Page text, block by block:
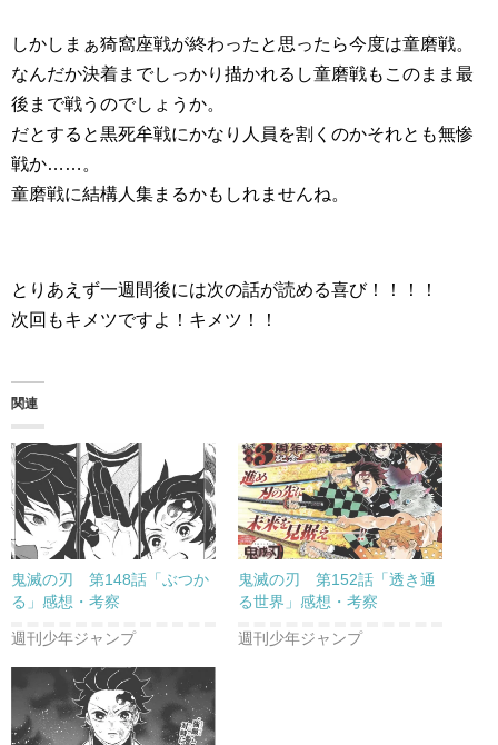
しかしまぁ猗窩座戦が終わったと思ったら今度は童磨戦。
なんだか決着までしっかり描かれるし童磨戦もこのまま最
後まで戦うのでしょうか。
だとすると黒死牟戦にかなり人員を割くのかそれとも無惨
戦か……。
童磨戦に結構人集まるかもしれませんね。
とりあえず一週間後には次の話が読める喜び！！！！
次回もキメツですよ！キメツ！！
関連
鬼滅の刃 第148話「ぶつか
る」感想・考察
週刊少年ジャンプ
鬼滅の刃 第152話「透き通
る世界」感想・考察
週刊少年ジャンプ